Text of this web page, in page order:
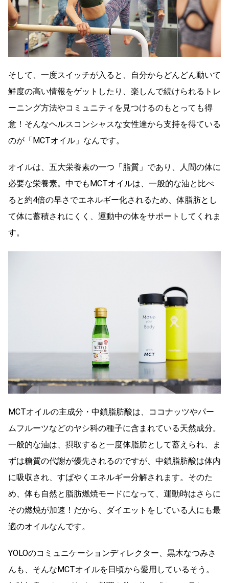
そして、一度スイッチが入ると、自分からどんどん動いて
鮮度の高い情報をゲットしたり、楽しんで続けられるトレ
ーニング方法やコミュニティを見つけるのもとっても得
意！そんなヘルスコンシャスな女性達から支持を得ている
のが「MCTオイル」なんです。
オイルは、五大栄養素の一つ「脂質」であり、人間の体に
必要な栄養素。中でもMCTオイルは、一般的な油と比べ
ると約4倍の早さでエネルギー化されるため、体脂肪とし
て体に蓄積されにくく、運動中の体をサポートしてくれま
す。
MCTオイルの主成分・中鎖脂肪酸は、ココナッツやパー
ムフルーツなどのヤシ科の種子に含まれている天然成分。
一般的な油は、摂取すると一度体脂肪として蓄えられ、ま
ずは糖質の代謝が優先されるのですが、中鎖脂肪酸は体内
に吸収され、すばやくエネルギー分解されます。そのた
め、体も自然と脂肪燃焼モードになって、運動時はさらに
その燃焼が加速！だから、ダイエットをしている人にも最
適のオイルなんです。
YOLOのコミュニケーションディレクター、黒木なつみさ
んも、そんなMCTオイルを日頃から愛用しているそう。